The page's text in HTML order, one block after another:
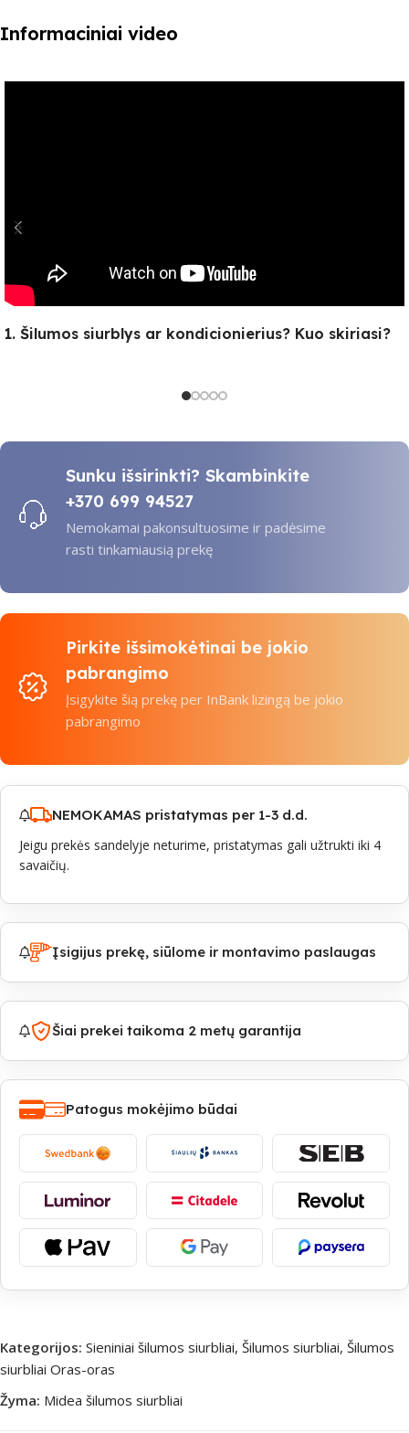
Informaciniai video
1. Šilumos siurblys ar kondicionierius? Kuo skiriasi?
Sunku išsirinkti? Skambinkite
+370 699 94527
Nemokamai pakonsultuosime ir padėsime
rasti tinkamiausią prekę
Pirkite išsimokėtinai be jokio
pabrangimo
Įsigykite šią prekę per InBank lizingą be jokio
pabrangimo
NEMOKAMAS pristatymas per 1-3 d.d.
Jeigu prekės sandelyje neturime, pristatymas gali užtrukti iki 4
savaičių.
Įsigijus prekę, siūlome ir montavimo paslaugas
Šiai prekei taikoma 2 metų garantija
Patogus mokėjimo būdai
Kategorijos: Sieniniai šilumos siurbliai, Šilumos siurbliai, Šilumos
siurbliai Oras-oras
Žyma: Midea šilumos siurbliai